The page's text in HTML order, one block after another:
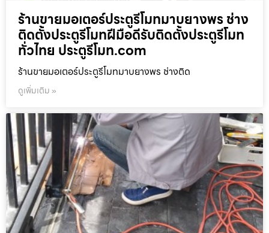
ร้านขายมอเตอร์ประตูรีโมทมาบยางพร ช่าง
ติดตั้งประตูรีโมทฝีมือดีรับติดตั้งประตูรีโมท
ทั่วไทย ประตูรีโมท.com
ร้านขายมอเตอร์ประตูรีโมทมาบยางพร ช่างติด
ดูเพิ่มเติม »